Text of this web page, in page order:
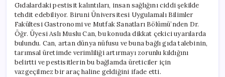
Önemli
Uyarılar
için
Gıdalardaki pestisit kalıntıları, insan sağlığını ciddi şekilde
tehdit edebiliyor. Biruni Üniversitesi Uygulamalı Bilimler
Fakültesi Gastronomi ve Mutfak Sanatları Bölümü’nden Dr.
Öğr. Üyesi Aslı Muslu Can, bu konuda dikkat çekici uyarılarda
bulundu. Can, artan dünya nüfusu ve buna bağlı gıda talebinin,
tarımsal üretimde verimliliği artırmayı zorunlu kıldığını
belirtti ve pestisitlerin bu bağlamda üreticiler için
vazgeçilmez bir araç haline geldiğini ifade etti.